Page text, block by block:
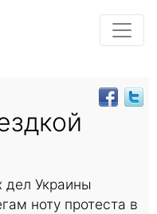
дел Украины
ноту протеста в